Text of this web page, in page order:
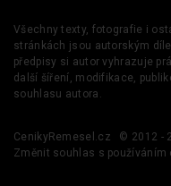
Všechny texty, fotografie i
stránkách jsou autorským
předpisy si autor vyhrazuje
další šíření, modifikace,
souhlasu autora.
CenikyRemesel.cz © 2012 -
Změnit souhlas s používáním